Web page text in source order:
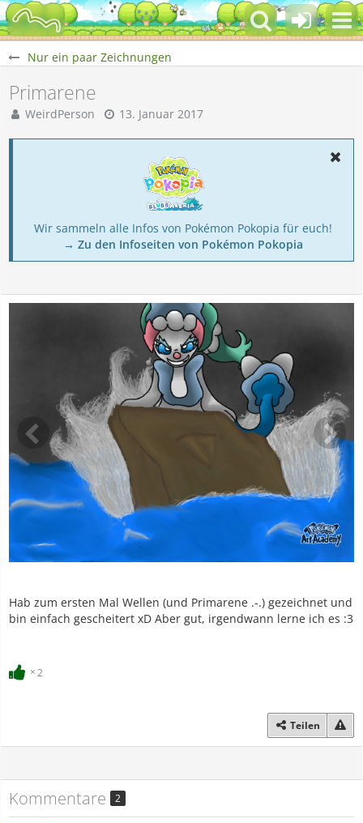
Nur ein paar Zeichnungen
Primarene
WeirdPerson 13. Januar 2017
Wir sammeln alle Infos von Pokémon Pokopia für euch!
→ Zu den Infoseiten von Pokémon Pokopia
Hab zum ersten Mal Wellen (und Primarene .-.) gezeichnet und
bin einfach gescheitert xD Aber gut, irgendwann lerne ich es :3
2
Teilen
Kommentare 2